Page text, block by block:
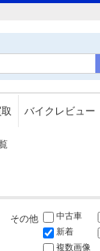
バイクレビュー
その他 中古車
新着
複数画像